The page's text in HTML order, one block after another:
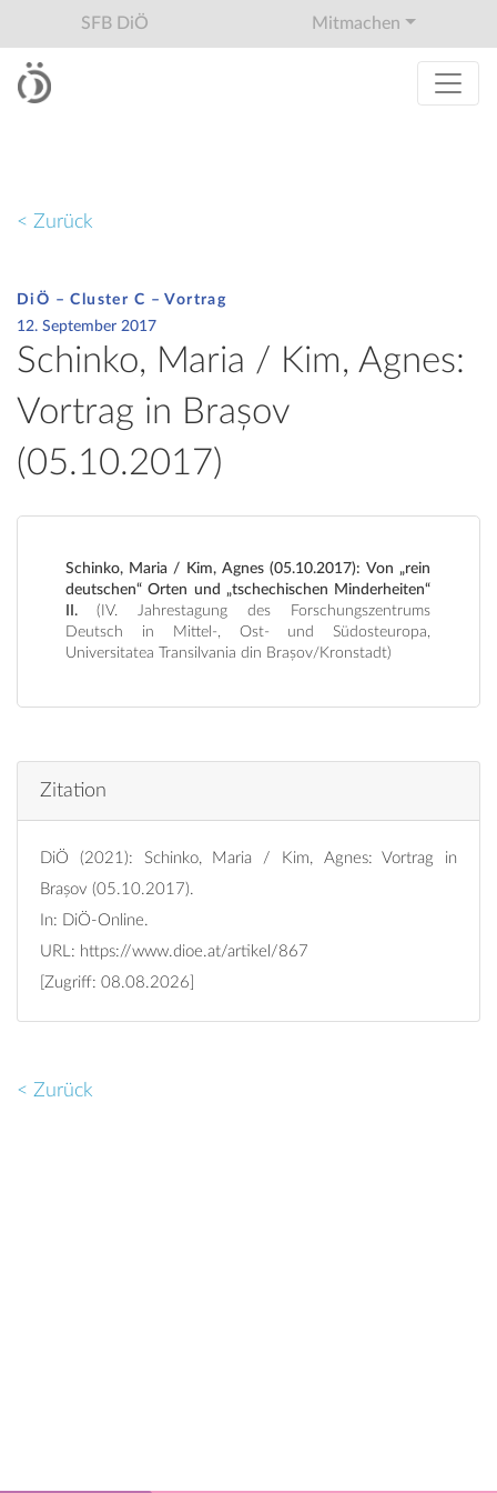
SFB DiÖ Mitmachen
< Zurück
DiÖ – Cluster C – Vortrag
12. September 2017
Schinko, Maria / Kim, Agnes:
Vortrag in Brașov
(05.10.2017)
Schinko, Maria / Kim, Agnes (05.10.2017): Von „rein
deutschen“ Orten und „tschechischen Minderheiten“
II. (IV. Jahrestagung des Forschungszentrums
Deutsch in Mittel-, Ost- und Südosteuropa,
Universitatea Transilvania din Brașov/Kronstadt)
Zitation
DiÖ (2021): Schinko, Maria / Kim, Agnes: Vortrag in
Brașov (05.10.2017).
In: DiÖ-Online.
URL: https://www.dioe.at/artikel/867
[Zugriff: 08.08.2026]
< Zurück